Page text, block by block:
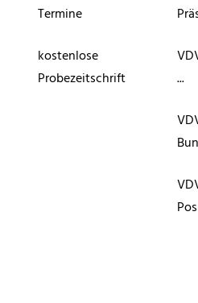
Termine
kostenlose
Probezeitschrift
...